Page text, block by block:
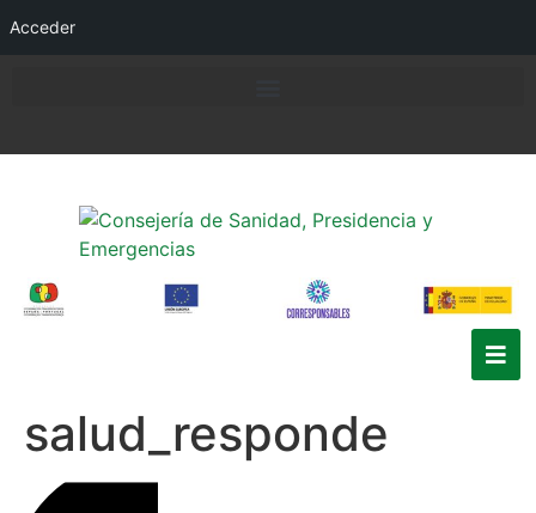
Acceder
salud_responde